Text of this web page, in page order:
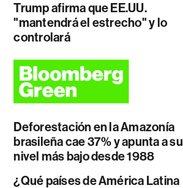
Trump afirma que EE.UU.
"mantendrá el estrecho" y lo
controlará
Deforestación en la Amazonía
brasileña cae 37% y apunta a su
nivel más bajo desde 1988
¿Qué países de América Latina